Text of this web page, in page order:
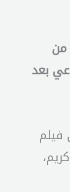
من
بعد
“زهايمر” عام 2010 مع نيللي كريم،